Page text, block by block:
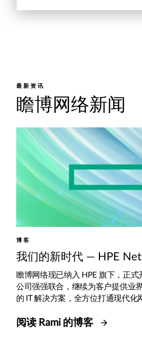
最新资讯
瞻博网络新闻
博客
我们的新时代 — HPE
瞻博网络现已纳入 HPE 旗下，正
公司强强联合，继续为客户提供业
的 IT 解决方案，全方位打通现代化
阅读 Rami 的博客